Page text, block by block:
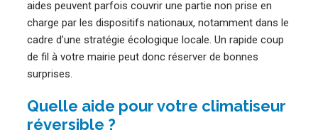
aides peuvent parfois couvrir une partie non prise en
charge par les dispositifs nationaux, notamment dans le
cadre d’une stratégie écologique locale. Un rapide coup
de fil à votre mairie peut donc réserver de bonnes
surprises.
Quelle aide pour votre climatiseur
réversible ?